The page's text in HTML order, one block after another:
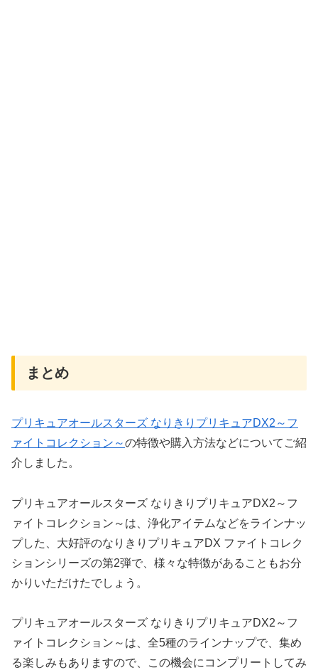
まとめ
プリキュアオールスターズ なりきりプリキュアDX2～フ
ァイトコレクション～の特徴や購入方法などについてご紹
介しました。
プリキュアオールスターズ なりきりプリキュアDX2～フ
ァイトコレクション～は、浄化アイテムなどをラインナッ
プした、大好評のなりきりプリキュアDX ファイトコレク
ションシリーズの第2弾で、様々な特徴があることもお分
かりいただけたでしょう。
プリキュアオールスターズ なりきりプリキュアDX2～フ
ァイトコレクション～は、全5種のラインナップで、集め
る楽しみもありますので、この機会にコンプリートしてみ